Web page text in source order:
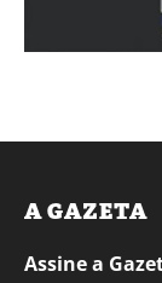
A GAZETA
Assine a